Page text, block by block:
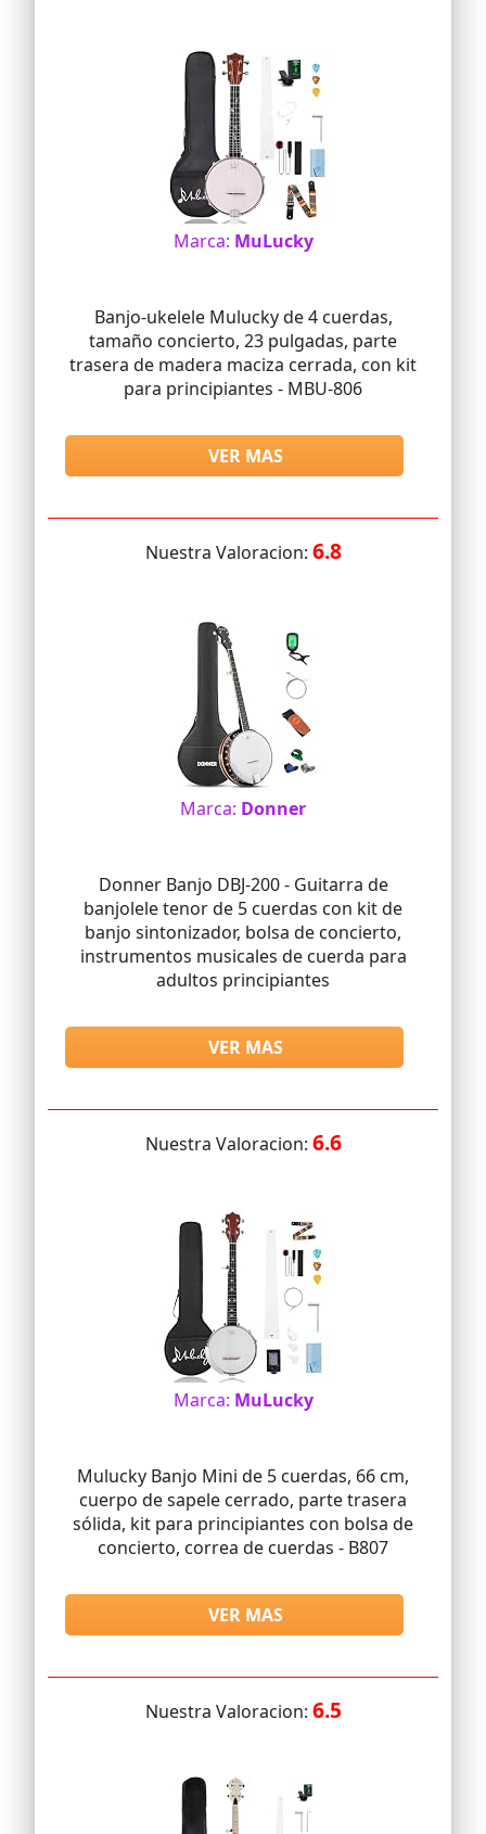
Marca: MuLucky
Banjo-ukelele Mulucky de 4 cuerdas,
tamaño concierto, 23 pulgadas, parte
trasera de madera maciza cerrada, con kit
para principiantes - MBU-806
VER MAS
Nuestra Valoracion: 6.8
Marca: Donner
Donner Banjo DBJ-200 - Guitarra de
banjolele tenor de 5 cuerdas con kit de
banjo sintonizador, bolsa de concierto,
instrumentos musicales de cuerda para
adultos principiantes
VER MAS
Nuestra Valoracion: 6.6
Marca: MuLucky
Mulucky Banjo Mini de 5 cuerdas, 66 cm,
cuerpo de sapele cerrado, parte trasera
sólida, kit para principiantes con bolsa de
concierto, correa de cuerdas - B807
VER MAS
Nuestra Valoracion: 6.5